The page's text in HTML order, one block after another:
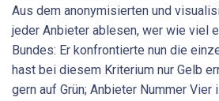
Aus dem anonymisierten und
jeder Anbieter ablesen, wer wie viel
Bundes: Er konfrontierte nun die
hast bei diesem Kriterium nur Gelb
gern auf Grün; Anbieter Nummer Vier